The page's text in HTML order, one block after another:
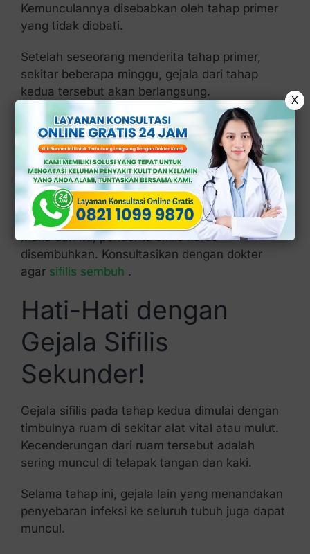
Kemunculannya disebabkan oleh tahap primer
yang tidak diobati.
Setelah seseorang menderita tahap primer,
sekitar beberapa minggu, gejala dari tahap
kedua tersebut akan berlangsung.
Pada saat kemunculan inilah, penderita harus
berhati-hati. Sebab, gejalanya bermacam-
macam.
Apabila penderita tidak memperoleh
penanganan, kondisinya bisa semakin parah.
Maka dari itu, penderita sifilis harus
disembuhkan. Konsultasikan dengan dokter
agar sifilis sembuh .
Hati-Hati dengan
Gejala Sifilis
Sekunder!
Gejala sifilis pada tahap kedua dimulai dengan
timbulnya ruam di sekitar alat vital atau mulut.
Kecenderungan dari ruam tersebut adalah
sering muncul di telapak tangan dan kaki.
Selama tahap ini, gejala lain yang menandakan
penyebaran infeksi ke seluruh tubuh juga dapat
muncul.
X